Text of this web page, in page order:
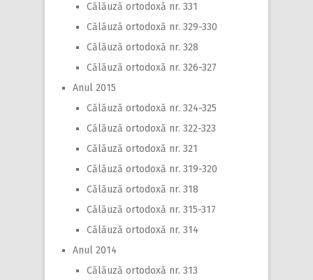
Călăuză ortodoxă nr. 331
Călăuză ortodoxă nr. 329-330
Călăuză ortodoxă nr. 328
Călăuză ortodoxă nr. 326-327
Anul 2015
Călăuză ortodoxă nr. 324-325
Călăuză ortodoxă nr. 322-323
Călăuză ortodoxă nr. 321
Călăuză ortodoxă nr. 319-320
Călăuză ortodoxă nr. 318
Călăuză ortodoxă nr. 315-317
Călăuză ortodoxă nr. 314
Anul 2014
Călăuză ortodoxă nr. 313